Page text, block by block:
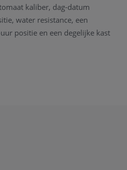
kaliber, dag-datum
water resistance, een
positie en een degelijke kast
automatisch horloge heeft een
in energie. Beweging van het